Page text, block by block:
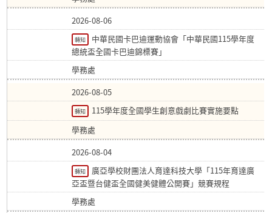
2026-08-06
轉知
中華民國卡巴迪運動協會「中華民國115學年度
總統盃全國卡巴迪錦標賽」
學務處
2026-08-05
轉知
115學年度全國學生創意戲劇比賽實施要點
學務處
2026-08-04
轉知
廣亞學校財團法人育達科技大學「115年育達廣
亞盃暨台健盃全國健美健體公開賽」競賽規程
學務處